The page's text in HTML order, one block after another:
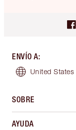
ENVÍO A:
United States
SOBRE
AYUDA